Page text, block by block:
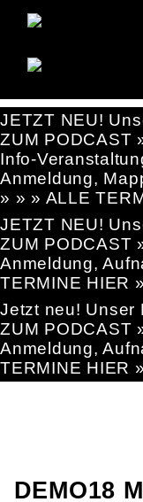
JETZT NEU!
ZUM PODCAST
Info-
Anmeldung,
» » » ALLE
JETZT NEU!
ZUM PODCAST
Anmeldung,
TERMINE HIER
Jetzt neu! Unser
ZUM PODCAST
Anmeldung,
TERMINE HIER
DEMO18